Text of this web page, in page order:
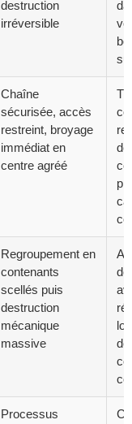
destruction
irréversible
Chaîne
sécurisée, accès
restreint, broyage
immédiat en
centre agréé
Regroupement en
contenants
scellés puis
destruction
mécanique
massive
lot
de
Processus